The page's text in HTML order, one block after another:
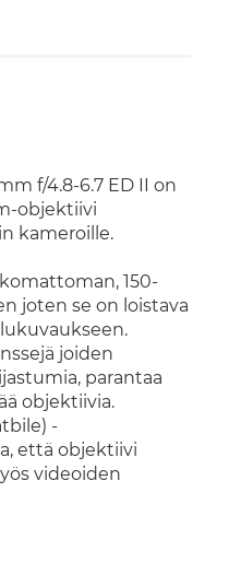
f/4.8-6.7 ED II on
objektiivi
kameroille.
150-
joten se on loistava
joiden
parantaa
objektiivia.
-
että objektiivi
videoiden